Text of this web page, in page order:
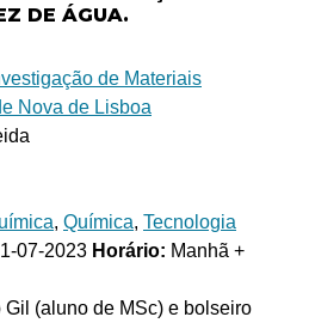
DE ÁGUA.
de Materiais
Nova de Lisboa
, Química, Tecnologia
07-2023 Horário: Manhã +
Gil (aluno de MSc) e bolseiro